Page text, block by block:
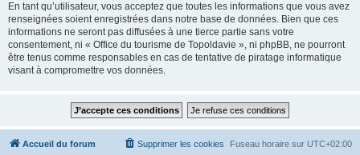
En tant qu’utilisateur, vous acceptez que toutes les informations que vous avez
renseignées soient enregistrées dans notre base de données. Bien que ces
informations ne seront pas diffusées à une tierce partie sans votre
consentement, ni « Office du tourisme de Topoldavie », ni phpBB, ne pourront
être tenus comme responsables en cas de tentative de piratage informatique
visant à compromettre vos données.
Accueil du forum Fuseau horaire sur UTC+02:00
Supprimer les cookies